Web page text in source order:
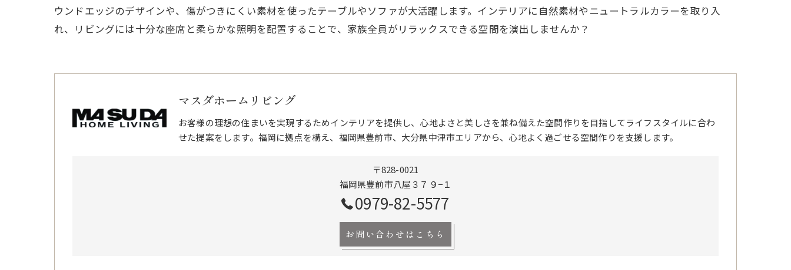
ウンドエッジのデザインや、傷がつきにくい素材を使ったテーブルやソファが大活躍します。インテリアに自然素材やニュートラルカラーを取り入
れ、リビングには十分な座席と柔らかな照明を配置することで、家族全員がリラックスできる空間を演出しませんか？
マスダホームリビング
お客様の理想の住まいを実現するためインテリアを提供し、心地よさと美しさを兼ね備えた空間作りを目指してライフスタイルに合わ
せた提案をします。福岡に拠点を構え、福岡県豊前市、大分県中津市エリアから、心地よく過ごせる空間作りを支援します。
〒828-0021
福岡県豊前市八屋３７９−１
0979-82-5577
お問い合わせはこちら